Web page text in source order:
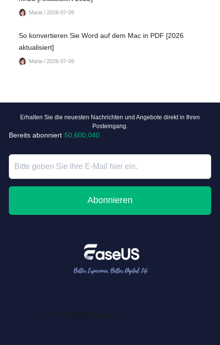
Maria / 2026-07-09
So konvertieren Sie Word auf dem Mac in PDF [2026
aktualisiert]
Maria / 2026-07-09
Erhalten Sie die neuesten Nachrichten und Angebote direkt in Ihren
Posteingang.
Bereits abonniert 50,600,040
Abonnieren